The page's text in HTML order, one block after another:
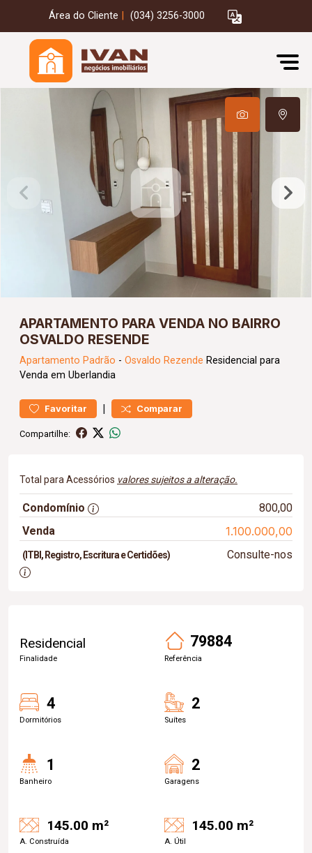
Área do Cliente (034) 3256-3000
APARTAMENTO PARA VENDA NO BAIRRO
OSVALDO RESENDE
Apartamento Padrão - Osvaldo Rezende Residencial para
Venda em Uberlandia
Favoritar | Comparar
Compartilhe:
Total para Acessórios valores sujeitos a alteração.
Condomínio
800,00
Venda
1.100.000,00
(ITBI, Registro, Escritura e Certidões) Consulte-nos
Residencial
Finalidade
79884
Referência
4
Dormitórios
2
Suítes
1
Banheiro
2
Garagens
145.00 m²
A. Construída
145.00 m²
A. Útil